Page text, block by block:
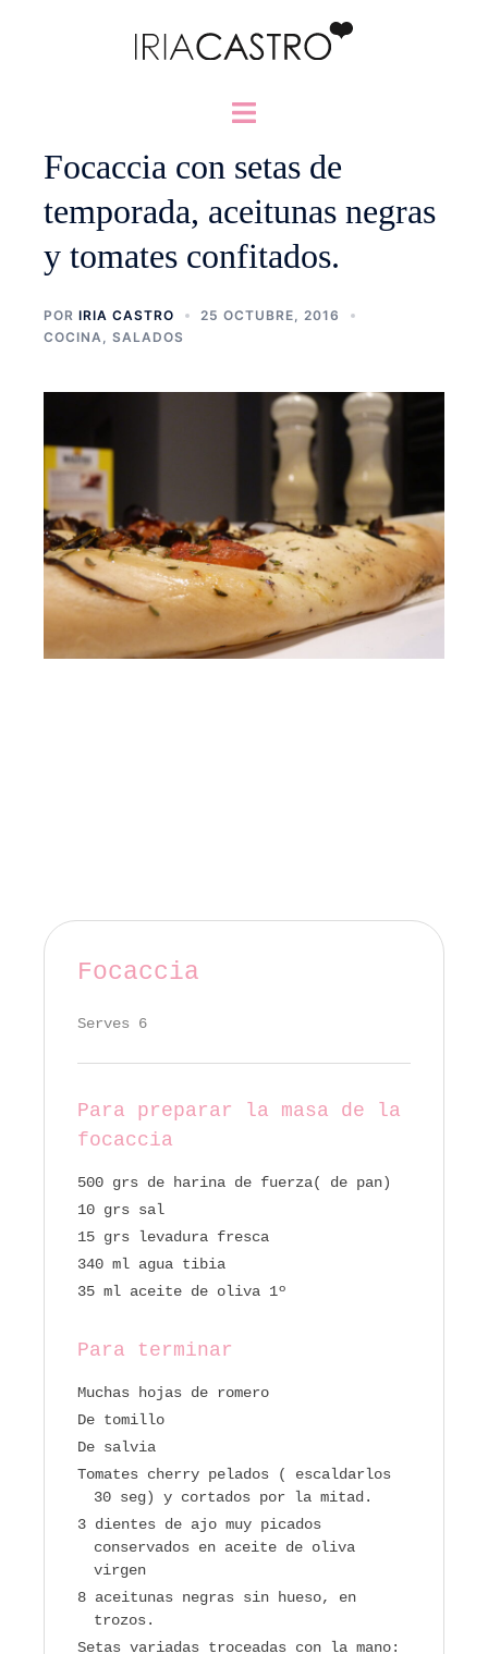
Alternar
Focaccia con setas de
temporada, aceitunas negras
y tomates confitados.
POR IRIA CASTRO
25 OCTUBRE, 2016
COCINA
SALADOS
Focaccia
Serves 6
Para preparar la masa de la
focaccia
500 grs de harina de fuerza( de pan)
10 grs sal
15 grs levadura fresca
340 ml agua tibia
35 ml aceite de oliva 1º
Para terminar
Muchas hojas de romero
De tomillo
De salvia
Tomates cherry pelados ( escaldarlos
30 seg) y cortados por la mitad.
3 dientes de ajo muy picados
conservados en aceite de oliva
virgen
8 aceitunas negras sin hueso, en
trozos.
Setas variadas troceadas con la mano: